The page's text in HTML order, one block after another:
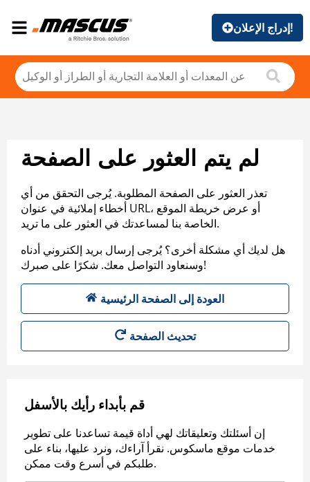
إدراج الإعلان!
لم يتم العثور على الصفحة
تعذر العثور على الصفحة المطلوبة. يُرجى التحقق من أي
أخطاء إملائية في عنوان URL، أو عرض خريطة الموقع
الخاصة بنا لمساعدتك في العثور على ما تريد.
هل لديك أي مشكلة أخرى؟ يُرجى إرسال بريد إلكتروني أدناه
وسنعاود التواصل معك. شكرًا على صبرك!
العودة إلى الصفحة الرئيسية
تحديث الصفحة
قم بأبداء رأيك بالأسفل
إن أسئلتك وتعليقاتك لهي أداة قيمة تساعدنا على تطوير
خدمات موقع ماسكوس. نقرأ آراءك، ونرد عليها، بناء على
طلبكم في أسرع وقت ممكن.